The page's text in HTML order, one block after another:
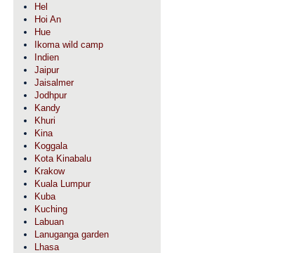
Hel
Hoi An
Hue
Ikoma wild camp
Indien
Jaipur
Jaisalmer
Jodhpur
Kandy
Khuri
Kina
Koggala
Kota Kinabalu
Krakow
Kuala Lumpur
Kuba
Kuching
Labuan
Lanuganga garden
Lhasa